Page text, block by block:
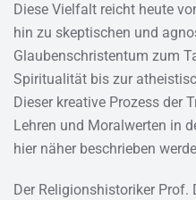
Diese Vielfalt reicht heute
hin zu skeptischen und
Glaubenschristentum zum
Spiritualität bis zur
Dieser kreative Prozess der
Lehren und Moralwerten in
hier näher beschrieben
Der Religionshistoriker Prof.